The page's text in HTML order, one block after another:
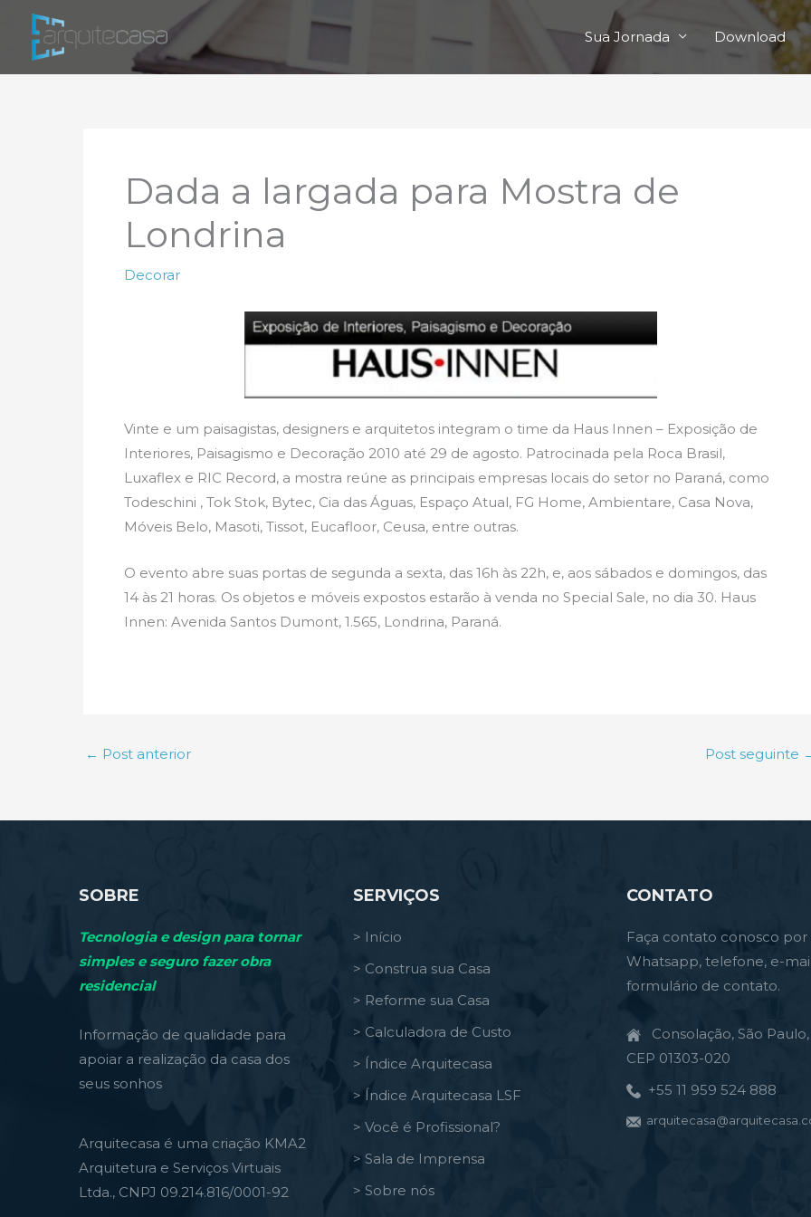
Sua Jornada Download
Dada a largada para Mostra de
Londrina
Decorar
Vinte e um paisagistas, designers e arquitetos integram o time da Haus Innen – Exposição de
Interiores, Paisagismo e Decoração 2010 até 29 de agosto. Patrocinada pela Roca Brasil,
Luxaflex e RIC Record, a mostra reúne as principais empresas locais do setor no Paraná, como
Todeschini , Tok Stok, Bytec, Cia das Águas, Espaço Atual, FG Home, Ambientare, Casa Nova,
Móveis Belo, Masoti, Tissot, Eucafloor, Ceusa, entre outras.
O evento abre suas portas de segunda a sexta, das 16h às 22h, e, aos sábados e domingos, das
14 às 21 horas. Os objetos e móveis expostos estarão à venda no Special Sale, no dia 30. Haus
Innen: Avenida Santos Dumont, 1.565, Londrina, Paraná.
← Post anterior Post seguinte
SOBRE
Tecnologia e design para tornar
simples e seguro fazer obra
residencial
Informação de qualidade para
apoiar a realização da casa dos
seus sonhos
Arquitecasa é uma criação KMA2
Arquitetura e Serviços Virtuais
Ltda., CNPJ 09.214.816/0001-92
SERVIÇOS
> Início
> Construa sua Casa
> Reforme sua Casa
> Calculadora de Custo
> Índice Arquitecasa
> Índice Arquitecasa LSF
> Você é Profissional?
> Sala de Imprensa
> Sobre nós
CONTATO
Faça contato conosco por
Whatsapp, telefone, e-
formulário de contato.
Consolação, São Paulo,
CEP 01303-020
+55 11 959 524 888